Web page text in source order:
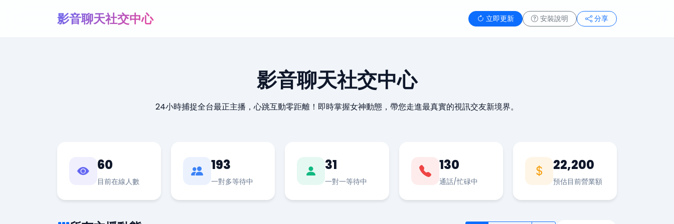
影音聊天社交中心 立即更新 安裝說明 分享
影音聊天社交中心
24小時捕捉全台最正主播，心跳互動零距離！即時掌握女神動態，帶您走進最真實的視訊交友新境界。
60
目前在線人數
193
一對多等待中
31
一對一等待中
130
通話/忙碌中
22,200
預估目前營業額